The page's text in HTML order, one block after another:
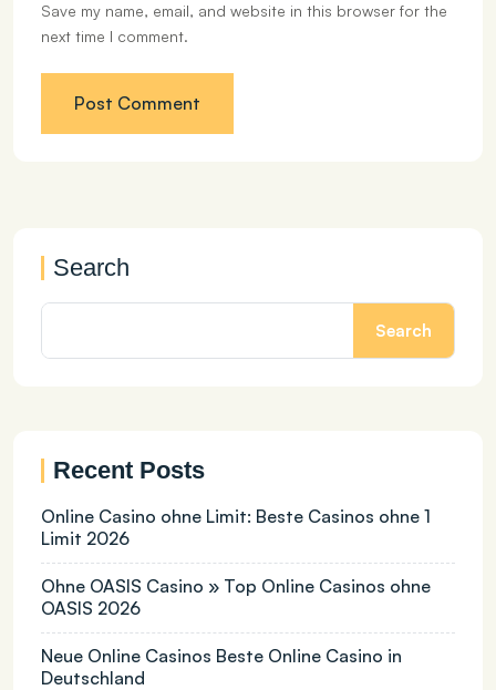
Save my name, email, and website in this browser for the
next time I comment.
Search
Search
Recent Posts
Online Casino ohne Limit: Beste Casinos ohne 1
Limit 2026
Ohne OASIS Casino » Top Online Casinos ohne
OASIS 2026
Neue Online Casinos Beste Online Casino in
Deutschland